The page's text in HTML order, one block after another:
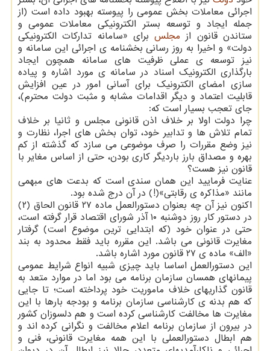
اجرائی معاملات بخش عمومی را پیوسته بهبود داده است (از
جمله ایجاد و توسعه بستر الکترونیکی معاملات عمومی و
ستاندن قانون از مجلسبرای «سامانه تدارکات الکترونیکی
دولت» و اخیرا به روز رسانی بخشنامه ی اجرائی این سامانه و
نیز توسعه ی عملی ظرفیت های سامانه همچون ایجاد
بارگذاری الکترونیک اسناد در سامانه ی مورد اشاره و پیاده
سازی امضای الکترونیک برای آسانی امور در عین افزایش
قابلیت اعتماد و دیگر اقدامات مشابه و مثبت دولت محترم)،
جای تعجب بسیار است که:
چرا دولت اولا بر خلاف اذن قانونی مجلس و ثانیا بر خلاف
تمام تلاش ها و تدابیر خود، توان بخش های اجرا، نظارت و
نیز وضع مقررات را صرف موضوعی می سازد که گذشته از کم
بهره و مصداق بارز باردیگر کاری بودن، حتی از اساس مغایر با
قانون نیز هست؟
عنایت فرمایید این همان سندی است که بدعت های مبهمی
مانند «مذاکره ی رقابتی»(!) در آن درج شده بود.
اکنون نیز آن چه بعنوان دستورالعمل ماده ۲۷ قانون الحاق (۲)
در دستور کار روز دوشنبه ۱۰ آذر شورای اقتصاد قرار گرفته است،
حتی در عنوان خود (که ابتدایی ترین موضوع است) گرفتار
مغایرت قانونی می باشد. این مقرره باید فقط محدود به بند
«الف» ماده ی ۲۷ قانون مورد اشاره باشد.
این دستورالعمل اساسا باید چیزی شبیه انواع شرایط عمومی
پیمانهای همسان سازمان برنامه می بود اما در موارد متعد به
قانون گذاریهای خلاف ماموریت خود پرداخته است؛ تا جایی
که هم بدنه ی کارشناسی سازمان برنامه و بودجه بارها با این
مغایرت ها مخالفت کارشناسی کرده است و هم دلسوزان کشور
در بیرون از سازمان برنامه اعلام مخالفت و نگرانی کرده اند و
هم ابطال دستورالعملی با این همه مغایرت قانونی، فنی و